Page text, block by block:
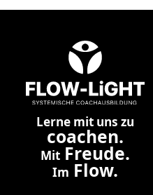
Lerne mit uns zu
coachen.
Mit Freude.
Im Flow.